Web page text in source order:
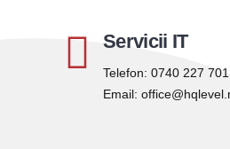
Servicii IT
Telefon: 0740 227 701
Email: